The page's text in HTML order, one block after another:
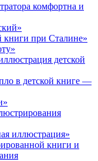
комфортна и
книги при Сталине»
детской
в детской книге —
иллюстрация»
книги и